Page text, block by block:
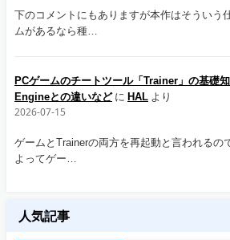
下のコメントにもありますが本作はそういう
ムがあるなら種…
PCゲームのチートツール「Trainer」の基礎
Engineとの違いなどに HAL より
2026-07-15
ゲームとTrainerの両方を再起動と言われるの
よってゲー…
人気記事